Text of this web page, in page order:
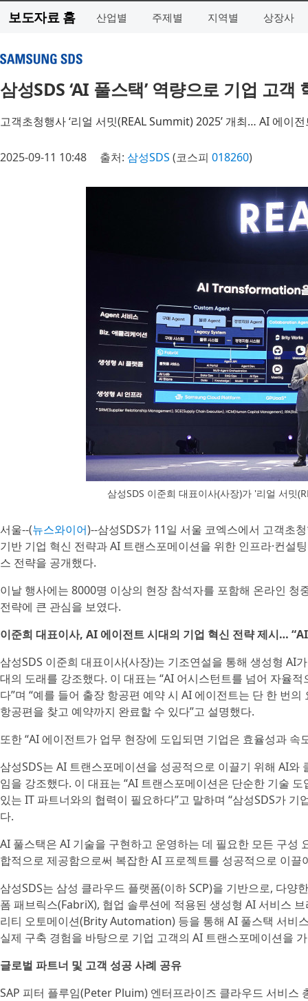
보도자료 홈 산업별 주제별 지역별 상장사
삼성SDS ‘AI 풀스택’ 역량으로 기업 고객
고객초청행사 ‘리얼 서밋(REAL Summit) 2025’ 개최… AI 에이
2025-09-11 10:48 출처: 삼성SDS (코스피 018260)
삼성SDS 이준희 대표이사(사장)가 '리얼 서밋
서울--(뉴스와이어)--삼성SDS가 11일 서울 코엑스에서 고객초
기반 기업 혁신 전략과 AI 트랜스포메이션을 위한 인프라·컨설
스 전략을 공개했다.
이날 행사에는 8000명 이상의 현장 참석자를 포함해 온라인
전략에 큰 관심을 보였다.
이준희 대표이사, AI 에이전트 시대의 기업 혁신 전략 제시…
삼성SDS 이준희 대표이사(사장)는 기조연설을 통해 생성형 AI
대의 도래를 강조했다. 이 대표는 “AI 어시스턴트를 넘어 자율
다”며 “예를 들어 출장 항공편 예약 시 AI 에이전트는 단 한 번
항공편을 찾고 예약까지 완료할 수 있다”고 설명했다.
또한 “AI 에이전트가 업무 현장에 도입되면 기업은 효율성과
삼성SDS는 AI 트랜스포메이션을 성공적으로 이끌기 위해 AI
임을 강조했다. 이 대표는 “AI 트랜스포메이션은 단순한 기술
있는 IT 파트너와의 협력이 필요하다”고 말하며 “삼성SDS가
다.
AI 풀스택은 AI 기술을 구현하고 운영하는 데 필요한 모든 구성
합적으로 제공함으로써 복잡한 AI 프로젝트를 성공적으로 이끌
삼성SDS는 삼성 클라우드 플랫폼(이하 SCP)을 기반으로, 다
폼 패브릭스(FabriX), 협업 솔루션에 적용된 생성형 AI 서비스
리티 오토메이션(Brity Automation) 등을 통해 AI 풀스택 서비
실제 구축 경험을 바탕으로 기업 고객의 AI 트랜스포메이션을
글로벌 파트너 및 고객 성공 사례 공유
SAP 피터 플루임(Peter Pluim) 엔터프라이즈 클라우드 서비